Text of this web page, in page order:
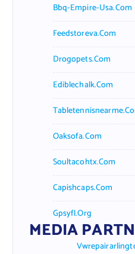
Bbq-Empire-Usa.com
Feedstoreva.com
Drogopets.com
Ediblechalk.com
Oaksofa.com
Soultacohtx.com
Capishcaps.com
Gpsyfl.org
MEDIA